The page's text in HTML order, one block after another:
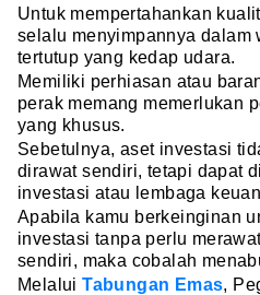
Untuk mempertahankan
selalu menyimpannya dalam
tertutup yang kedap udara.
Memiliki perhiasan atau
perak memang memerlukan
yang khusus.
Sebetulnya, aset investasi
dirawat sendiri, tetapi dapat
investasi atau lembaga
Apabila kamu berkeinginan
investasi tanpa perlu
sendiri, maka cobalah
MelaluiTabungan Emas,